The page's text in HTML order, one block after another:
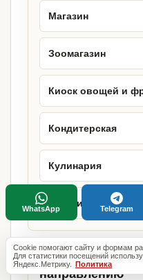
Магазин
Зоомагазин
Киоск овощей и
Кондитерская
Кулинария
Магазин
Городские
направлению
Cookie помогают сайту и формам
Для статистики посещений
Яндекс.Метрику. Политика
WhatsApp Telegram